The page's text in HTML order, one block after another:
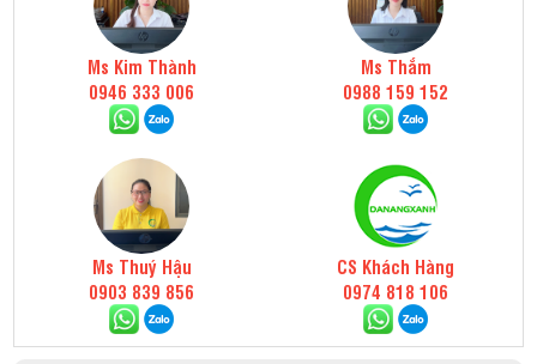
Ms Kim Thành
0946 333 006
Ms Thắm
0988 159 152
Ms Thuý Hậu
0903 839 856
CS Khách Hàng
0974 818 106